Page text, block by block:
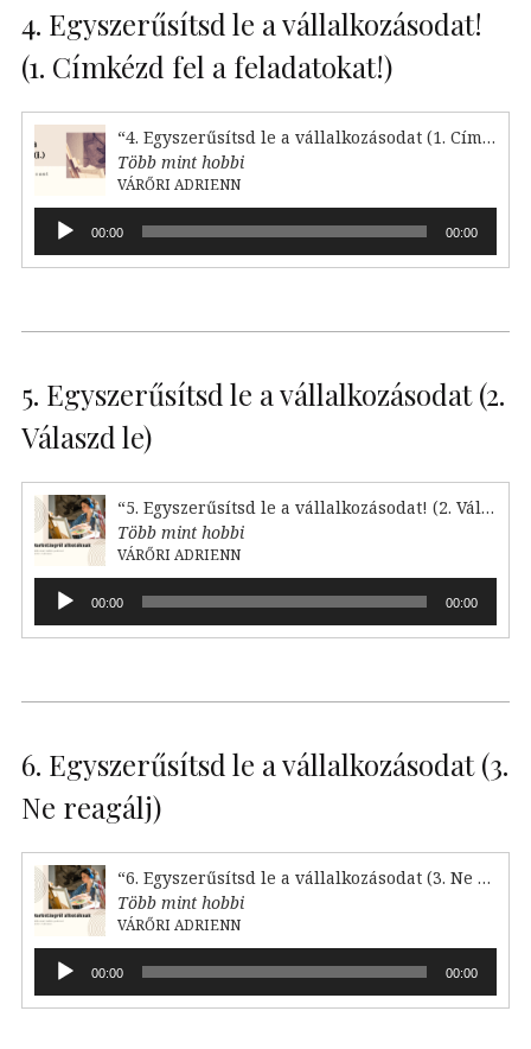
4. Egyszerűsítsd le a vállalkozásodat!
(1. Címkézd fel a feladatokat!)
“4. Egyszerűsítsd le a vállalkozásodat (1. Címkézd fel!)”
Több mint hobbi
VÁRŐRI ADRIENN
Audió
lejátszó00:00 00:00
5. Egyszerűsítsd le a vállalkozásodat (2.
Válaszd le)
“5. Egyszerűsítsd le a vállalkozásodat! (2. Válaszd le)”
Több mint hobbi
VÁRŐRI ADRIENN
Audió
lejátszó00:00 00:00
6. Egyszerűsítsd le a vállalkozásodat (3.
Ne reagálj)
“6. Egyszerűsítsd le a vállalkozásodat (3. Ne reagálj)”
Több mint hobbi
VÁRŐRI ADRIENN
Audió
lejátszó00:00 00:00